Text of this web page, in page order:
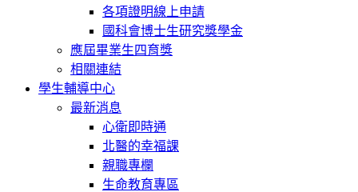
各項證明線上申請
國科會博士生研究獎學金
應屆畢業生四育獎
相關連結
學生輔導中心
最新消息
心衛即時通
北醫的幸福課
親職專欄
生命教育專區